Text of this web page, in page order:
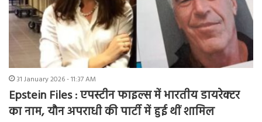
31 January 2026 - 11:37 AM
Epstein Files : एपस्टीन फाइल्स में भारतीय डायरेक्टर
का नाम, यौन अपराधी की पार्टी में हुई थीं शामिल